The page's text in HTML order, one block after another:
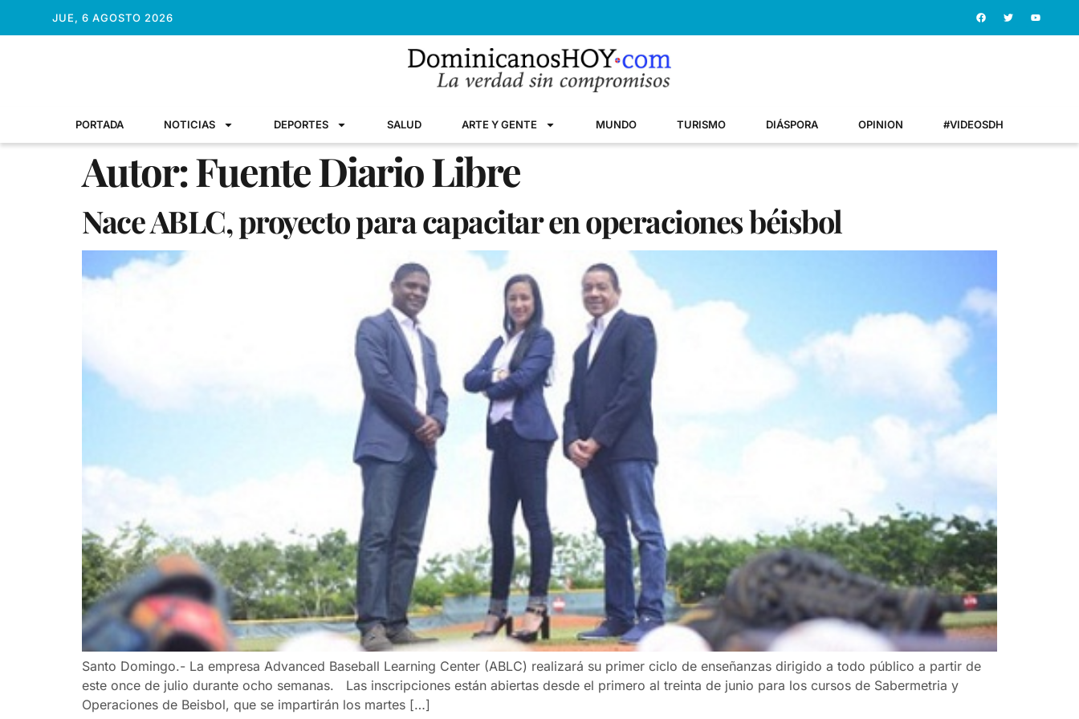
JUE, 6 AGOSTO 2026
PORTADA NOTICIAS DEPORTES SALUD ARTE Y GENTE MUNDO TURISMO DIÁSPORA OPINION #VIDEOSDH
Autor:Fuente Diario Libre
Nace ABLC, proyecto para capacitar en operaciones béisbol
Santo Domingo.- La empresa Advanced Baseball Learning Center (ABLC) realizará su primer ciclo de enseñanzas dirigido a todo público a partir de
este once de julio durante ocho semanas. Las inscripciones están abiertas desde el primero al treinta de junio para los cursos de Sabermetria y
Operaciones de Beisbol, que se impartirán los martes […]